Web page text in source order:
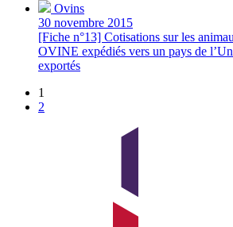
Ovins
30 novembre 2015
[Fiche n°13] Cotisations sur les
OVINE expédiés vers un pays de
exportés
1
2